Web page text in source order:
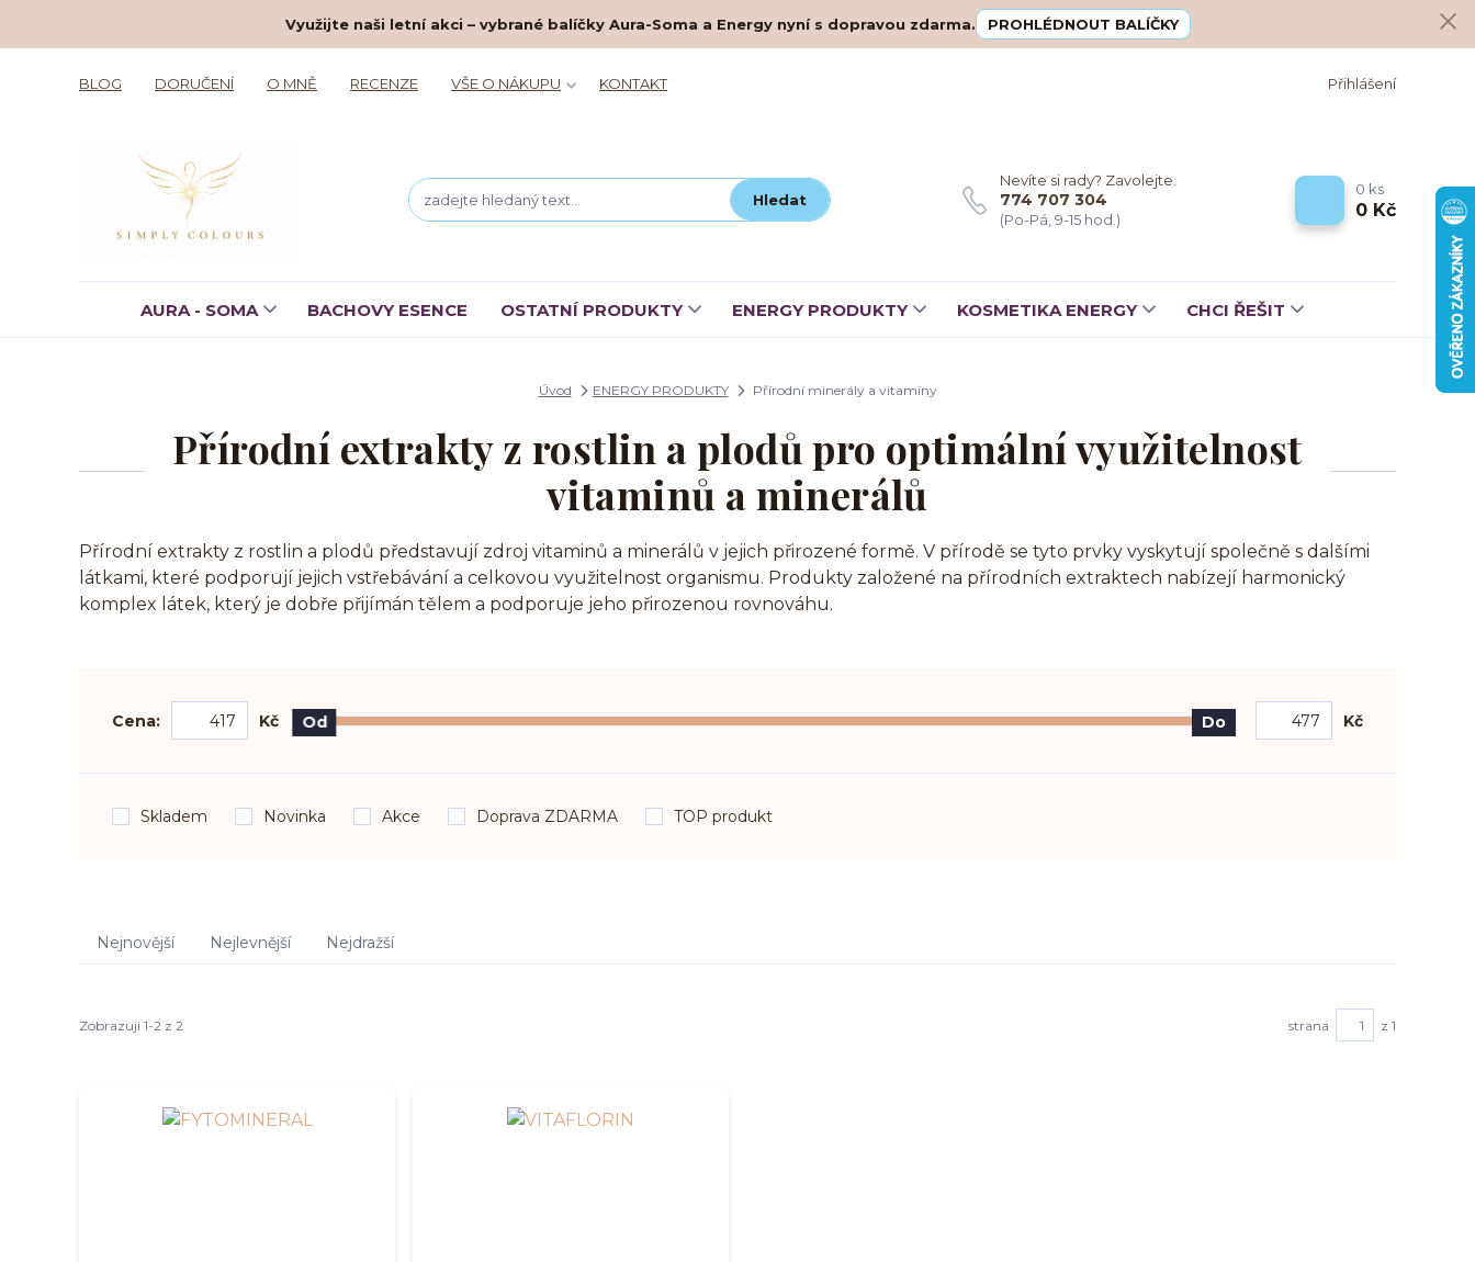
Využijte naši letní akci – vybrané balíčky Aura-Soma a Energy nyní s dopravou zdarma. PROHLÉDNOUT BALÍČKY
BLOG DORUČENÍ O MNĚ RECENZE VŠE O NÁKUPU KONTAKT Přihlášení
Hledat
Nevíte si rady? Zavolejte.
774 707 304
(Po-Pá, 9-15 hod.)
0 ks
0 Kč
AURA - SOMA BACHOVY ESENCE OSTATNÍ PRODUKTY ENERGY PRODUKTY KOSMETIKA ENERGY CHCI ŘEŠIT
Úvod ENERGY PRODUKTY Přírodní minerály a vitamíny
Přírodní extrakty z rostlin a plodů pro optimální využitelnost
vitaminů a minerálů
Přírodní extrakty z rostlin a plodů představují zdroj vitaminů a minerálů v jejich přirozené formě. V přírodě se tyto prvky vyskytují společně s dalšími
látkami, které podporují jejich vstřebávání a celkovou využitelnost organismu. Produkty založené na přírodních extraktech nabízejí harmonický
komplex látek, který je dobře přijímán tělem a podporuje jeho přirozenou rovnováhu.
Cena: Kč Od Do Kč
Skladem Novinka Akce Doprava ZDARMA TOP produkt
Nejnovější Nejlevnější Nejdražší
Zobrazuji 1-2 z 2 strana z 1